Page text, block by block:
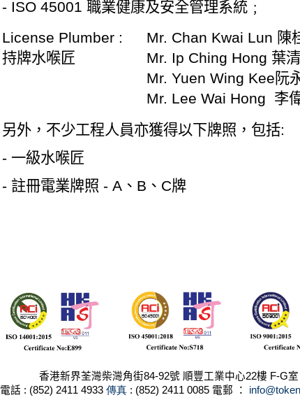
香港新界荃灣柴灣角街84-92號 順豐工業中心22樓 F-G室
電話 : (852) 2411 4933 傳真: (852) 2411 0085 電郵 ：
- ISO 45001 職業健康及安全管理系統﹔
License Plumber :
持牌水喉匠
Mr. Chan Kwai Lun 陳
Mr. Ip Ching Hong 葉
Mr. Yuen Wing Kee 阮
Mr. Lee Wai Hong 李
另外，不少工程人員亦獲得以下牌照，包括:
- 一級水喉匠
- 註冊電業牌照 - A、 B 、 C牌